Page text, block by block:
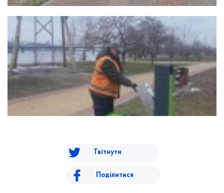
Твітнути
Поділитися